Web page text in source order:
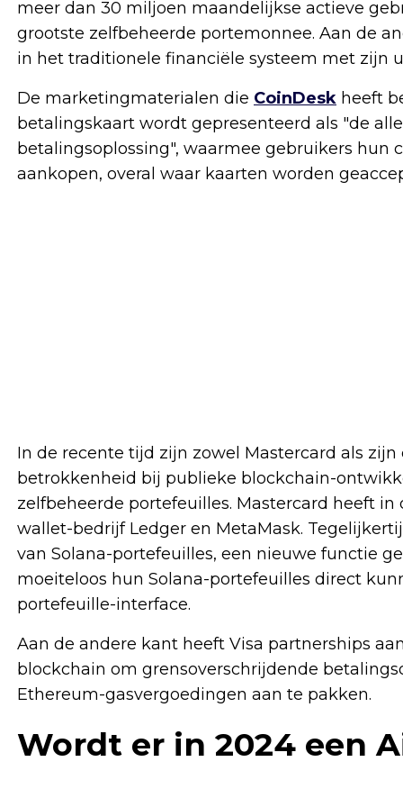
meer dan 30 miljoen maandelijkse actieve
grootste zelfbeheerde portemonnee. Aan de
in het traditionele financiële systeem met zijn
De marketingmaterialen die CoinDesk heeft
betalingskaart wordt gepresenteerd als "de
betalingsoplossing", waarmee gebruikers
aankopen, overal waar kaarten worden
In de recente tijd zijn zowel Mastercard als
betrokkenheid bij publieke blockchain-
zelfbeheerde portefeuilles. Mastercard heeft
wallet-bedrijf Ledger en MetaMask.
van Solana-portefeuilles, een nieuwe functie
moeiteloos hun Solana-portefeuilles direct
portefeuille-interface.
Aan de andere kant heeft Visa partnerships
blockchain om grensoverschrijdende
Ethereum-gasvergoedingen aan te pakken.
Wordt er in 2024 een